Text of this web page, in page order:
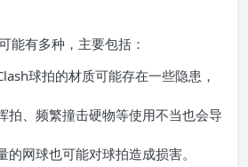
能有多种，主要包括：
球拍的材质可能存在一些隐患，
拍、频繁撞击硬物等使用不当也会导
的网球也可能对球拍造成损害。